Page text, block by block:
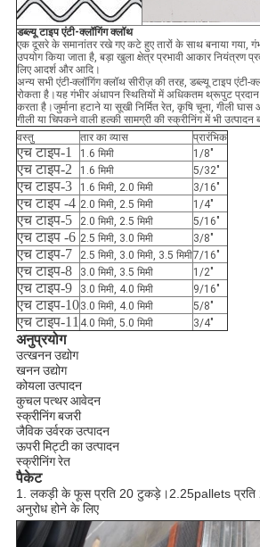
डब्ल्यू टाइप एंटी-क्लॉगिंग क्लॉथ
एक दूसरे के समानांतर रखे गए कटे हुए तारों के साथ बनाया गया,
उपयोग किया जाता है, बड़ा खुला क्षेत्र प्रभावी आकार नियंत्रण
लिए आदर्श और आदि।
अन्य सभी एंटी-क्लॉगिंग क्लॉथ सीरीज़ की तरह, डब्ल्यू टाइप एंटी-
रोकता है।यह गंभीर अंधापन स्थितियों में अधिकतम थ्रूपुट
करता है।जुर्माना हटाने या सूखी निर्मित रेत, कृषि चूना, गीली
गीली या चिपकने वाली हल्की सामग्री की स्क्रीनिंग में भी
वस्तु
तार का व्यास प्रारंभिक
एच टाइप-1 1.6 मिमी 1/8″
एच टाइप-2 1.6 मिमी 5/32″
एच टाइप-3 1.6 मिमी, 2.0 मिमी 3/16″
एच टाइप -4 2.0 मिमी, 2.5 मिमी 1/4″
एच टाइप-5 2.0 मिमी, 2.5 मिमी 5/16″
एच टाइप -6 2.5 मिमी, 3.0 मिमी 3/8″
एच टाइप-7 2.5 मिमी, 3.0 मिमी, 3.5 मिमी7/16″
एच टाइप-8 3.0 मिमी, 3.5 मिमी 1/2″
एच टाइप-9 3.0 मिमी, 4.0 मिमी 9/16″
एच टाइप-103.0 मिमी, 4.0 मिमी 5/8″
एच टाइप-11 4.0 मिमी, 5.0 मिमी 3/4″
अनुप्रयोग
उत्खनन उद्योग
खनन उद्योग
कोयला उत्पादन
कुचल पत्थर आवेदन
स्क्रीनिंग बजरी
जैविक उर्वरक उत्पादन
ऊपरी मिट्टी का उत्पादन
स्क्रीनिंग रेत
पैकेट
1. लकड़ी के फूस प्रति 20 टुकड़े।2.25pallets
अनुरोध होने के लिए